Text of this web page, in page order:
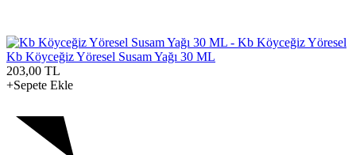
Kb Köyceğiz Yöresel Susam Yağı 30 ML
203,00 TL
+Sepete Ekle